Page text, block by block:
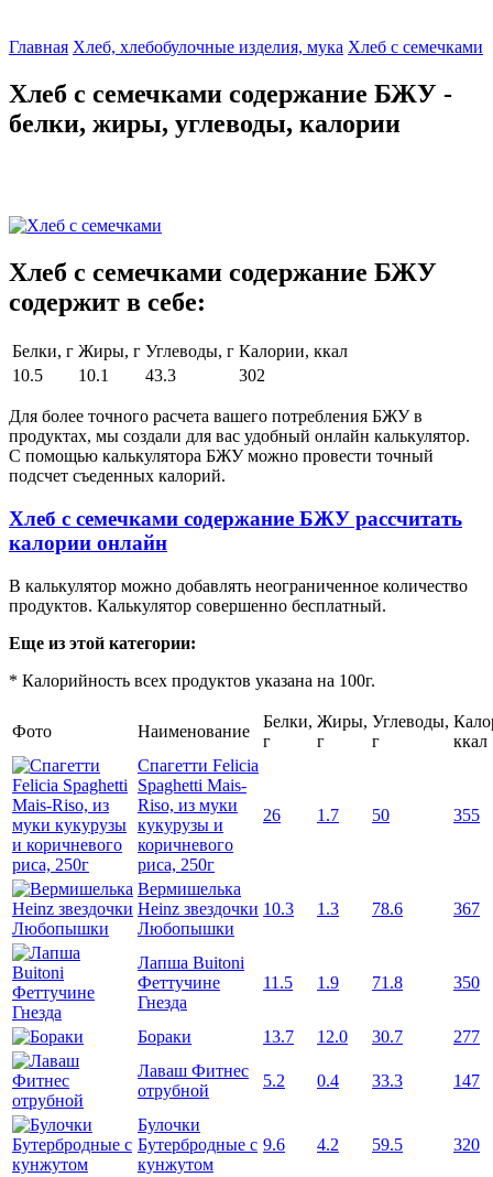
Главная Хлеб, хлебобулочные изделия, мука Хлеб с семечками
Хлеб с семечками содержание БЖУ -
белки, жиры, углеводы, калории
Хлеб с семечками содержание БЖУ
содержит в себе:
Белки, г Жиры, г Углеводы, г Калории, ккал
10.5
10.1 43.3 302
Для более точного расчета вашего потребления БЖУ в
продуктах, мы создали для вас удобный онлайн калькулятор.
С помощью калькулятора БЖУ можно провести точный
подсчет съеденных калорий.
Хлеб с семечками содержание БЖУ рассчитать
калории онлайн
В калькулятор можно добавлять неограниченное количество
продуктов. Калькулятор совершенно бесплатный.
Еще из этой категории:
* Калорийность всех продуктов указана на 100г.
Фото Наименование
Белки,
г
Жиры,
г
Углеводы,
г
ккал
Спагетти Felicia
Spaghetti Mais-
Riso, из муки
кукурузы и
коричневого
риса, 250г
26 1.7 50 355
Вермишелька
Heinz звездочки
Любопышки
10.3 1.3 78.6 367
Лапша Buitoni
Феттучине
Гнезда
11.5 1.9 71.8 350
Бораки 13.7 12.0 30.7
277
Лаваш Фитнес
отрубной
5.2 0.4 33.3 147
Булочки
Бутербродные с
кунжутом
9.6 4.2 59.5 320